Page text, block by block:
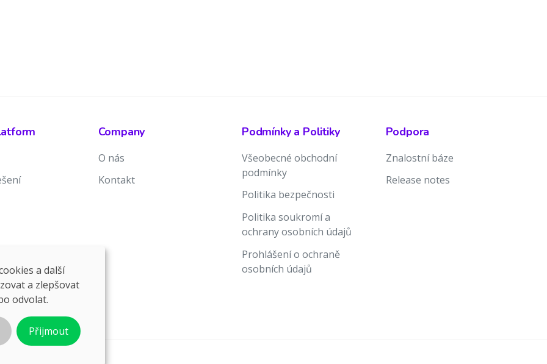
Company
O nás
Kontakt
Podmínky a Politiky
Všeobecné obchodní
podmínky
Politika bezpečnosti
Politika soukromí a
ochrany osobních údajů
Prohlášení o ochraně
osobních údajů
Podpora
Znalostní báze
Release notes
a další
a zlepšovat
odvolat.
Přijmout